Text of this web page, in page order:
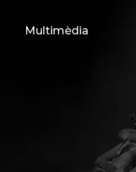
Multimèdia